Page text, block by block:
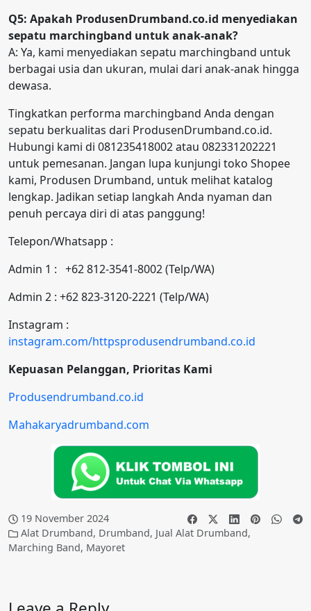
Q5: Apakah ProdusenDrumband.co.id menyediakan
sepatu marchingband untuk anak-anak?
A: Ya, kami menyediakan sepatu marchingband untuk
berbagai usia dan ukuran, mulai dari anak-anak hingga
dewasa.
Tingkatkan performa marchingband Anda dengan
sepatu berkualitas dari ProdusenDrumband.co.id.
Hubungi kami di 081235418002 atau 082331202221
untuk pemesanan. Jangan lupa kunjungi toko Shopee
kami, Produsen Drumband, untuk melihat katalog
lengkap. Jadikan setiap langkah Anda nyaman dan
penuh percaya diri di atas panggung!
Telepon/Whatsapp :
Admin 1 : +62 812-3541-8002 (Telp/WA)
Admin 2 : +62 823-3120-2221 (Telp/WA)
Instagram :
instagram.com/httpsprodusendrumband.co.id
Kepuasan Pelanggan, Prioritas Kami
Produsendrumband.co.id
Mahakaryadrumband.com
19 November 2024
Alat Drumband, Drumband, Jual Alat Drumband,
Marching Band, Mayoret